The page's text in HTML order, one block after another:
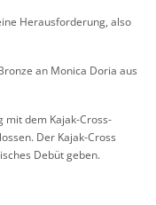
Herausforderung, also
an Monica Doria aus
mit dem Kajak-Cross-
Der Kajak-Cross
Debüt geben.